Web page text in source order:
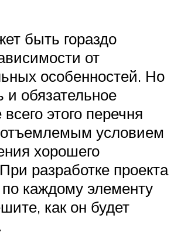
быть гораздо
от
особенностей. Но
и обязательное
этого перечня
условием
хорошего
разработке проекта
каждому элементу
как он будет